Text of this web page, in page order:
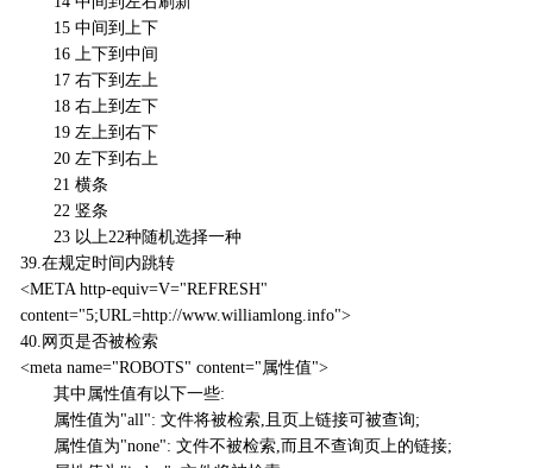
15 中间到上下
16 上下到中间
17 右下到左上
18 右上到左下
19 左上到右下
20 左下到右上
21 横条
22 竖条
23 以上22种随机选择一种
39.在规定时间内跳转
<META http-equiv=V="REFRESH"
content="5;URL=http://www.williamlong.info">
40.网页是否被检索
<meta name="ROBOTS" content="属性值">
其中属性值有以下一些:
属性值为"all": 文件将被检索,且页上链接可被查询;
属性值为"none": 文件不被检索,而且不查询页上的链接;